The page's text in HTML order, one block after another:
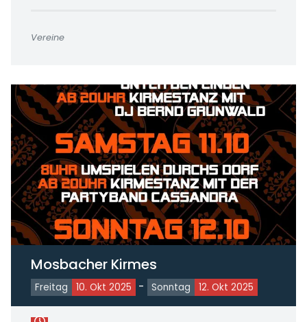
Vereine
Mosbacher Kirmes
Freitag 10. Okt 2025 - Sonntag 12. Okt 2025